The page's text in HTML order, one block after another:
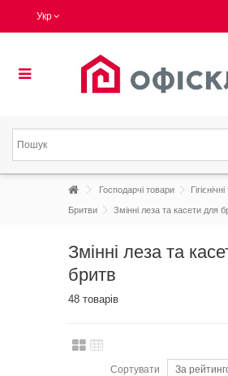
Укр
Господарчі товари
Бритви Змінні леза та касети для
Змінні леза та
бритв
48 товарів
Сортувати